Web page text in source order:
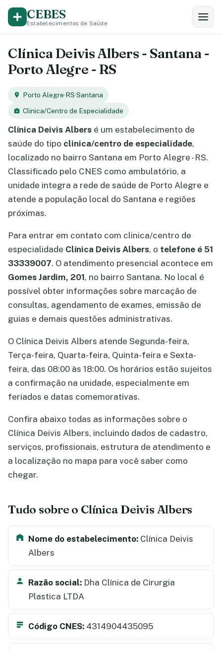
CEBES
Estabelecimentos de Saúde
Clínica Deivis Albers - Santana -
Porto Alegre - RS
Porto Alegre·RS·Santana
Clinica/Centro de Especialidade
Clínica Deivis Albers é um estabelecimento de
saúde do tipo clinica/centro de especialidade,
localizado no bairro Santana em Porto Alegre - RS.
Classificado pelo CNES como ambulatório, a
unidade integra a rede de saúde de Porto Alegre e
atende a população local do Santana e regiões
próximas.
Para entrar em contato com clinica/centro de
especialidade Clínica Deivis Albers, o telefone é 51
33339007. O atendimento presencial acontece em
Gomes Jardim, 201, no bairro Santana. No local é
possível obter informações sobre marcação de
consultas, agendamento de exames, emissão de
guias e demais questões administrativas.
O Clínica Deivis Albers atende Segunda-feira,
Terça-feira, Quarta-feira, Quinta-feira e Sexta-
feira, das 08:00 às 18:00. Os horários estão sujeitos
a confirmação na unidade, especialmente em
feriados e datas comemorativas.
Confira abaixo todas as informações sobre o
Clínica Deivis Albers, incluindo dados de cadastro,
serviços, profissionais, estrutura de atendimento e
a localização no mapa para você saber como
chegar.
Tudo sobre o Clínica Deivis Albers
Nome do estabelecimento: Clínica Deivis
Albers
Razão social: Dha Clínica de Cirurgia
Plastica LTDA
Código CNES: 4314904435095